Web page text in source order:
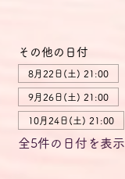
その他の日付
8月22日(土) 21:00
9月26日(土) 21:00
10月24日(土) 21:00
全5件の日付を表示